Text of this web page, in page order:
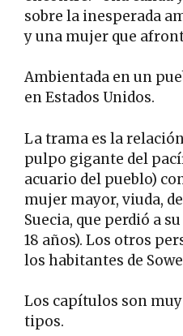
sobre la inesperada
y una mujer que
Ambientada en un
en Estados Unidos.
La trama es la
pulpo gigante del
acuario del pueblo)
mujer mayor, viuda,
Suecia, que perdió a
18 años). Los otros
los habitantes de
Los capítulos son
tipos.